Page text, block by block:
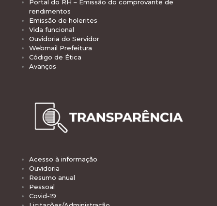
Portal do RH – Emissão do comprovante de
rendimentos
Emissão de holerites
Vida funcional
Ouvidoria do Servidor
Webmail Prefeitura
Código de Ética
Avanços
Acesso à informação
Ouvidoria
Resumo anual
Pessoal
Covid-19